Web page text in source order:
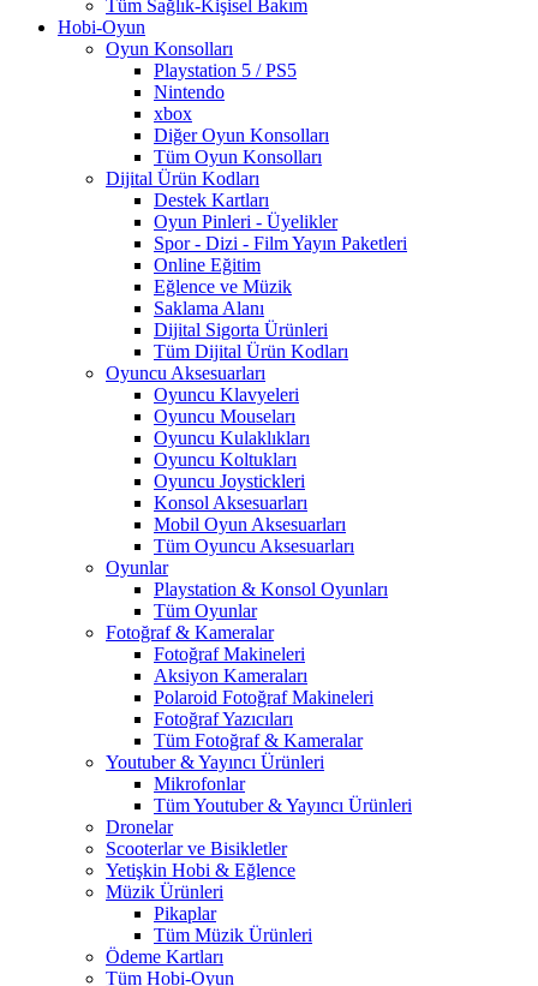
Tüm Sağlık-Kişisel Bakım
Hobi-Oyun
Oyun Konsolları
Playstation 5 / PS5
Nintendo
xbox
Diğer Oyun Konsolları
Tüm Oyun Konsolları
Dijital Ürün Kodları
Destek Kartları
Oyun Pinleri - Üyelikler
Spor - Dizi - Film Yayın Paketleri
Online Eğitim
Eğlence ve Müzik
Saklama Alanı
Dijital Sigorta Ürünleri
Tüm Dijital Ürün Kodları
Oyuncu Aksesuarları
Oyuncu Klavyeleri
Oyuncu Mouseları
Oyuncu Kulaklıkları
Oyuncu Koltukları
Oyuncu Joystickleri
Konsol Aksesuarları
Mobil Oyun Aksesuarları
Tüm Oyuncu Aksesuarları
Oyunlar
Playstation & Konsol Oyunları
Tüm Oyunlar
Fotoğraf & Kameralar
Fotoğraf Makineleri
Aksiyon Kameraları
Polaroid Fotoğraf Makineleri
Fotoğraf Yazıcıları
Tüm Fotoğraf & Kameralar
Youtuber & Yayıncı Ürünleri
Mikrofonlar
Tüm Youtuber & Yayıncı Ürünleri
Dronelar
Scooterlar ve Bisikletler
Yetişkin Hobi & Eğlence
Müzik Ürünleri
Pikaplar
Tüm Müzik Ürünleri
Ödeme Kartları
Tüm Hobi-Oyun